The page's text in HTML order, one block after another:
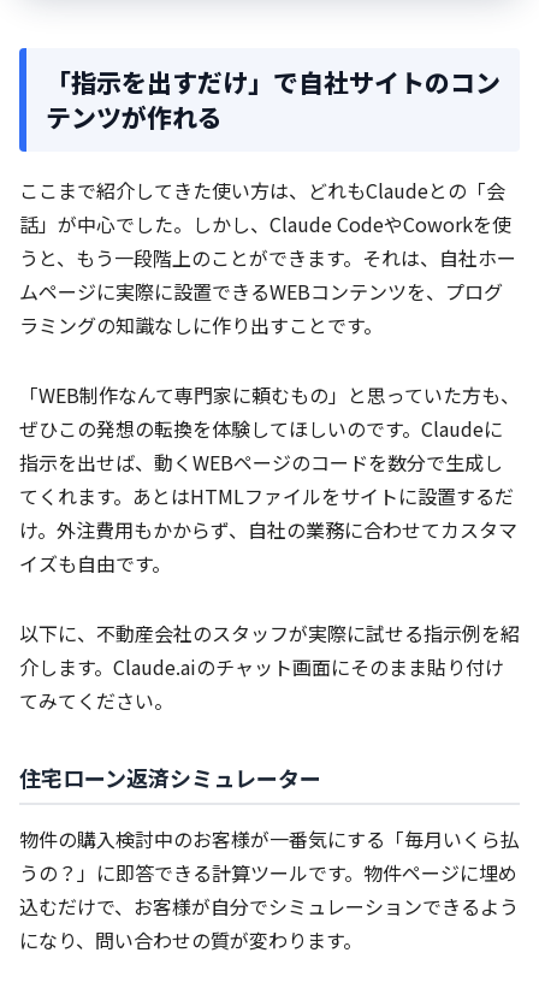
「指示を出すだけ」で自社サイトのコン
テンツが作れる
ここまで紹介してきた使い方は、どれもClaudeとの「会
話」が中心でした。しかし、Claude CodeやCoworkを使
うと、もう一段階上のことができます。それは、自社ホー
ムページに実際に設置できるWEBコンテンツを、プログ
ラミングの知識なしに作り出すことです。
「WEB制作なんて専門家に頼むもの」と思っていた方も、
ぜひこの発想の転換を体験してほしいのです。Claudeに
指示を出せば、動くWEBページのコードを数分で生成し
てくれます。あとはHTMLファイルをサイトに設置するだ
け。外注費用もかからず、自社の業務に合わせてカスタマ
イズも自由です。
以下に、不動産会社のスタッフが実際に試せる指示例を紹
介します。Claude.aiのチャット画面にそのまま貼り付け
てみてください。
住宅ローン返済シミュレーター
物件の購入検討中のお客様が一番気にする「毎月いくら払
うの？」に即答できる計算ツールです。物件ページに埋め
込むだけで、お客様が自分でシミュレーションできるよう
になり、問い合わせの質が変わります。